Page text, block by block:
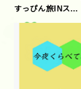
すっぴん旅INス…